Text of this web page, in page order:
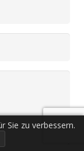
Sie zu verbessern.